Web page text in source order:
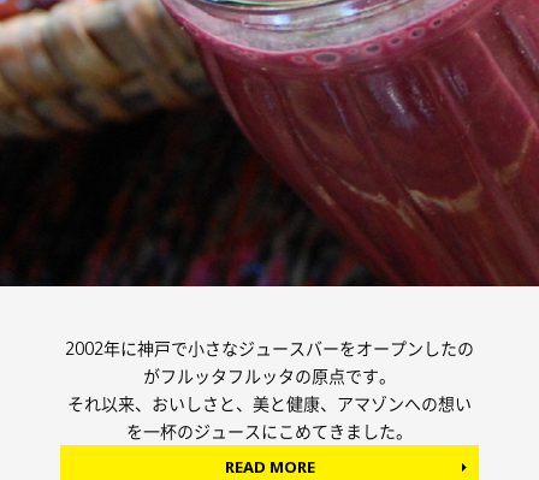
2002年に神戸で小さなジュースバーをオープンしたの
がフルッタフルッタの原点です。
それ以来、おいしさと、美と健康、アマゾンへの想い
を一杯のジュースにこめてきました。
READ MORE